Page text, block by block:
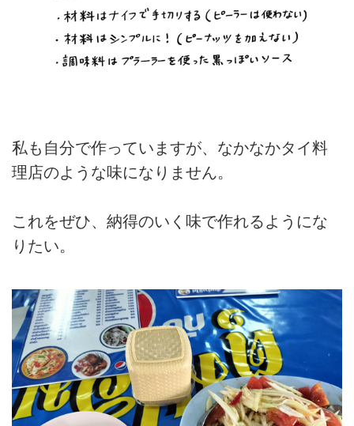
私も自分で作っていますが、なかなかタイ料
理店のような味になりません。
これをぜひ、納得のいく味で作れるようにな
りたい。